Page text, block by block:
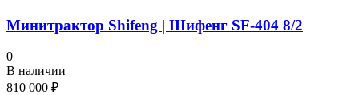
Минитрактор Shifeng | Шифенг SF-404 8/2
0
В наличии
810 000 ₽